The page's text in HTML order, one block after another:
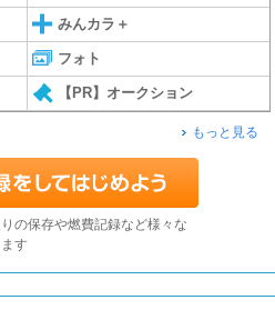
みんカラ＋
フォト
【PR】オークション
もっと見る
の保存や燃費記録など様々な
す